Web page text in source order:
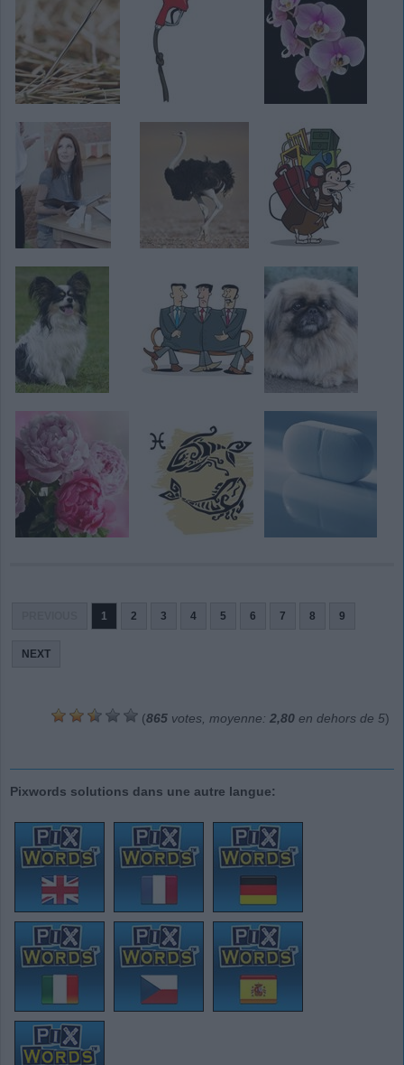
1 2 3 4 5 6 7 8 9
NEXT
(865 votes, moyenne: 2,80 en dehors de 5)
Pixwords solutions dans une autre langue: